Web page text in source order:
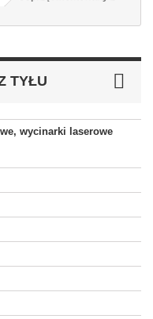
TYŁU
wycinarki laserowe